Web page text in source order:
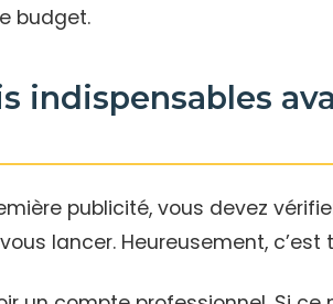
budget.
indispensables
publicité, vous devez
lancer. Heureusement, c’est